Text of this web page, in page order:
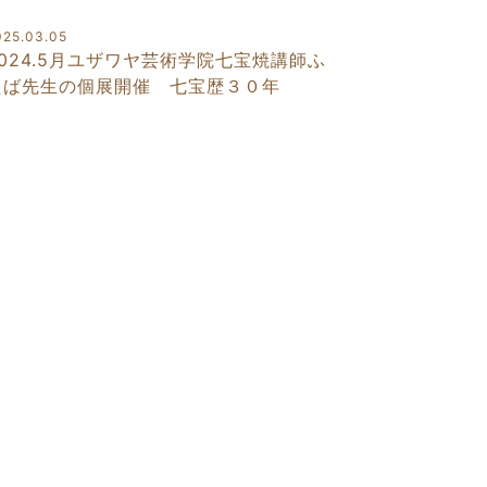
月ユザワヤ芸術学院七宝焼講師ふ
ば先生の個展開催 七宝歴３０年